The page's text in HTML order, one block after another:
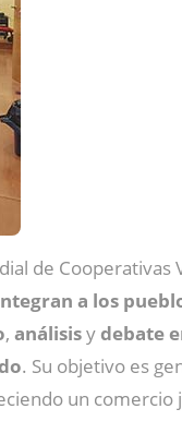
de Cooperativas
a los
, análisisy debate
. Su objetivo es
un